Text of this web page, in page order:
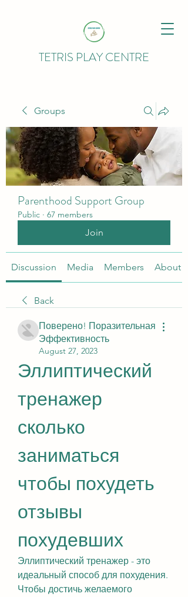
TETRIS PLAY CENTRE
Groups
Parenthood Support Group
Public · 67 members
Join
Discussion Media Members About
Back
Поверено! Поразительная
Эффективность
August 27, 2023
Эллиптический
тренажер
сколько
заниматься
чтобы похудеть
отзывы
похудевших
Эллиптический тренажер - это
идеальный способ для похудения.
Чтобы достичь желаемого